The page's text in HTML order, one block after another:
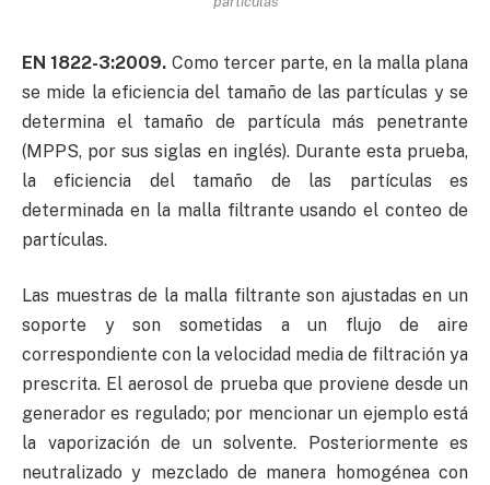
EN 1822-3:2009. Como tercer parte, en la malla plana
se mide la eficiencia del tamaño de las partículas y se
determina el tamaño de partícula más penetrante
(MPPS, por sus siglas en inglés). Durante esta prueba,
la eficiencia del tamaño de las partículas es
determinada en la malla filtrante usando el conteo de
partículas.
Las muestras de la malla filtrante son ajustadas en un
soporte y son sometidas a un flujo de aire
correspondiente con la velocidad media de filtración ya
prescrita. El aerosol de prueba que proviene desde un
generador es regulado; por mencionar un ejemplo está
la vaporización de un solvente. Posteriormente es
neutralizado y mezclado de manera homogénea con